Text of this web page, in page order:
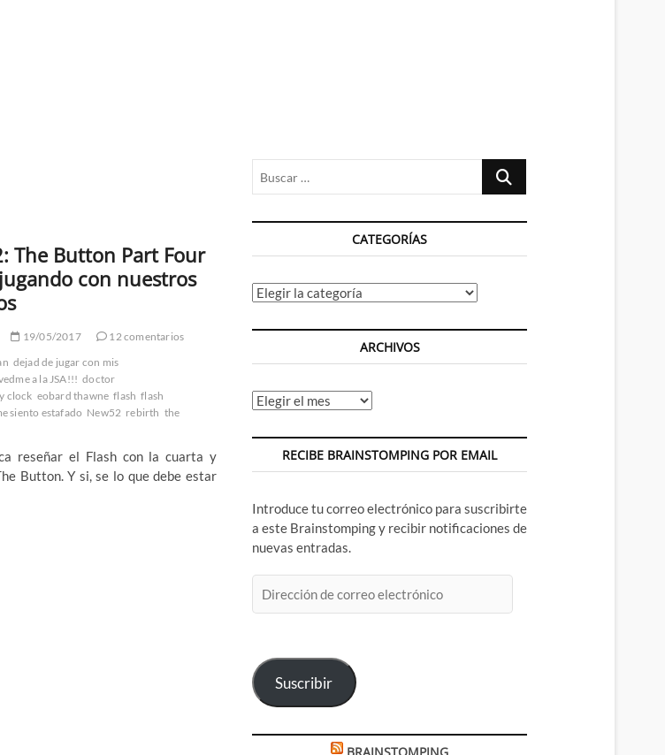
The Button Part Four
con nuestros
19/05/2017
12 comentarios
dejad de jugar con mis
a la JSA!!! doctor
clock eobard thawne flash flash
siento estafado New52 rebirth the
reseñar el Flash con la cuarta y
Button. Y si, se lo que debe estar
Buscar
CATEGORÍAS
Categorías
ARCHIVOS
Archivos
RECIBE BRAINSTOMPING POR EMAIL
Introduce tu correo electrónico para suscribirte
a este Brainstomping y recibir notificaciones de
nuevas entradas.
de
Suscribir